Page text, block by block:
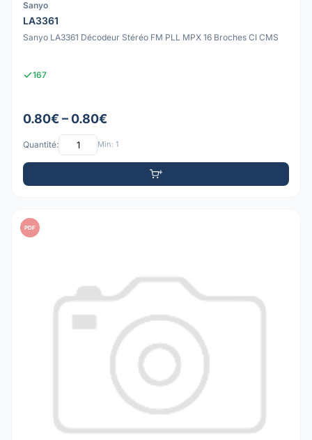
Sanyo
LA3361
Sanyo LA3361 Décodeur Stéréo FM PLL MPX 16 Broches CI CMS
167
0.80€ – 0.80€
Quantité: Min: 1
PDF